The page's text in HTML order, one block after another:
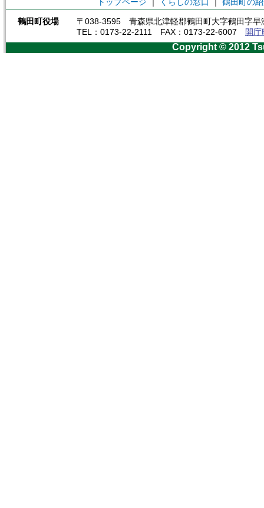
鶴田町役場
〒038-3595 青森県北津軽郡鶴田町大字鶴田字早
TEL：0173-22-2111 FAX：0173-22-6007
開
Copyright © 2012